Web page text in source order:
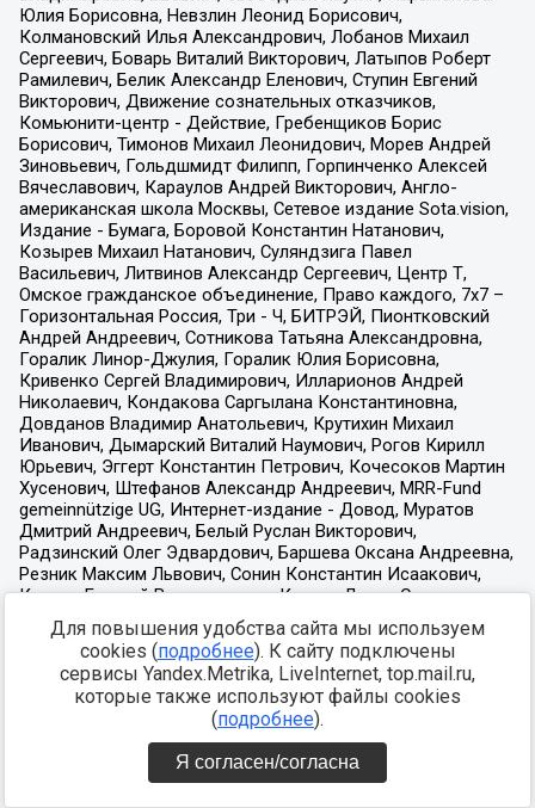
Для повышения удобства сайта мы используем
cookies (подробнее). К сайту подключены
сервисы Yandex.Metrika, LiveInternet, top.mail.ru,
которые также используют файлы cookies
(подробнее).
Я согласен/согласна